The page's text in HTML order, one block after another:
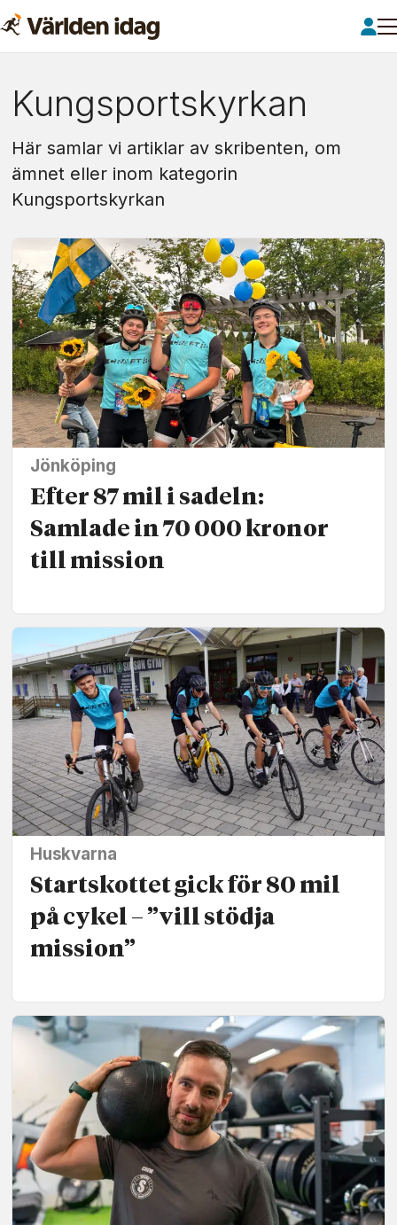
Om:
kungsportskyrkan
Kungsportskyrkan
Här samlar vi artiklar av skribenten, om
ämnet eller inom kategorin
Kungsportskyrkan
Jönköping
Efter 87 mil i sadeln:
Samlade in 70 000 kronor
till mission
Huskvarna
Startskottet gick för 80 mil
på cykel – ”vill stödja
mission”